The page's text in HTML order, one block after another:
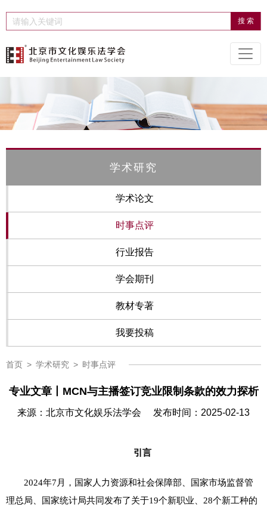
学术研究
学术论文
时事点评
行业报告
学会期刊
教材专著
我要投稿
首页 > 学术研究 > 时事点评